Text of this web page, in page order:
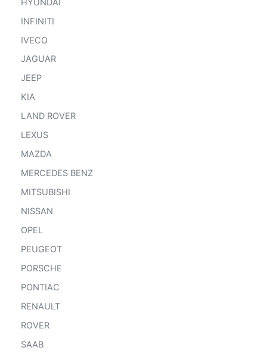
HYUNDAI
INFINITI
IVECO
JAGUAR
JEEP
KIA
LAND ROVER
LEXUS
MAZDA
MERCEDES BENZ
MITSUBISHI
NISSAN
OPEL
PEUGEOT
PORSCHE
PONTIAC
RENAULT
ROVER
SAAB